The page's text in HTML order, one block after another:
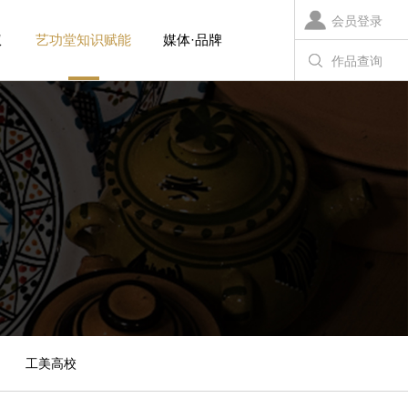
艺功堂知识赋能 媒体·品牌
会员登录
作品查询
工美高校